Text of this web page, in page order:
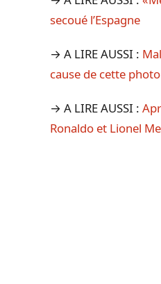
secoué l’Espagne
→ A LIRE AUSSI :
cause de cette photo
→ A LIRE AUSSI :
Ronaldo et Lionel